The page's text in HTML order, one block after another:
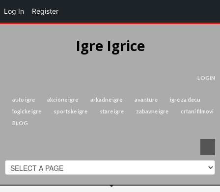
Igre Igrice
LOGIN
auto igre akcione igre arkadne igre avanture
igre za decu
logicke igre
sportske igre stare igre zabavne igre
crtani filmovi
BLOG
Log In Register